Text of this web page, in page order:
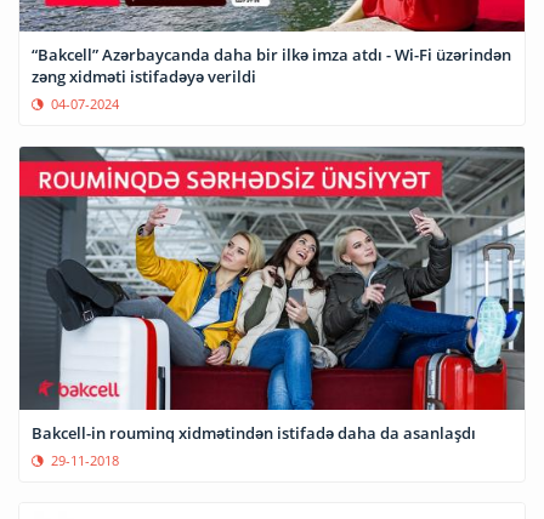
“Bakcell” Azərbaycanda daha bir ilkə imza atdı - Wi-Fi üzərindən
04-07-2024
Bakcell-in rouminq xidmətindən istifadə daha da asanlaşdı
29-11-2018